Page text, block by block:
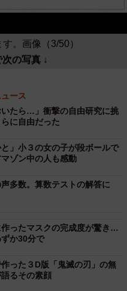
。画像（3/50）
の写真 ↓
ース
いたら…」衝撃の自由研究に挑
に自由だった
と」小３の女の子が段ボールで
ゾン中の人も感動
多数。算数テストの解答に
ったマスクの完成度が驚き…
か30分で
った３D版「鬼滅の刃」の無
るその素顔